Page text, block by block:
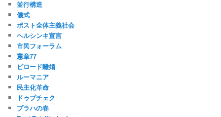
並行構造
儀式
ポスト全体主義社会
ヘルシンキ宣言
市民フォーラム
憲章77
ビロード離婚
ルーマニア
民主化革命
ドゥプチェク
プラハの春